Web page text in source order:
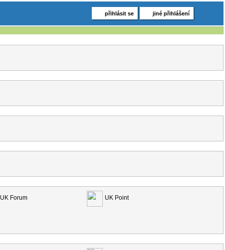
přihlásit se jiné přihlášení
UK Forum UK Point